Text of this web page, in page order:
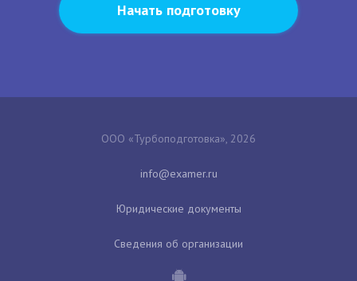
Начать подготовку
ООО «Турбоподготовка», 2026
Юридические документы
Сведения об организации